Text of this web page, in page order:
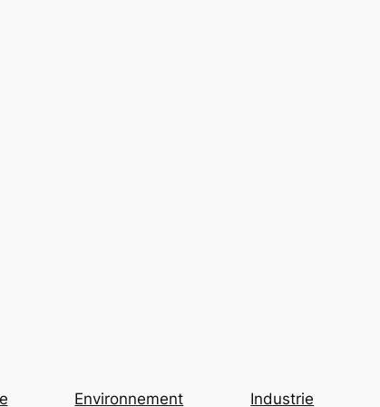
Environnement Industrie